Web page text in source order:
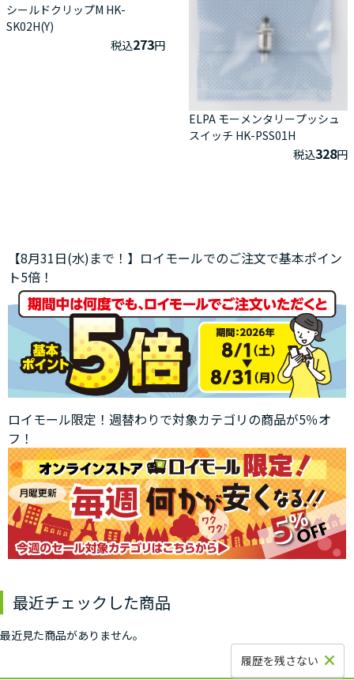
シールドクリップM HK-
SK02H(Y)
税込273円
ELPA モーメンタリープッシュ
スイッチ HK-PSS01H
税込328円
【8月31日(水)まで！】ロイモールでのご注文で基本ポイン
ト5倍！
ロイモール限定！週替わりで対象カテゴリの商品が5％オ
フ！
最近チェックした商品
最近見た商品がありません。
履歴を残さない